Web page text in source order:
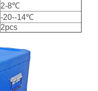
2-8℃
-20--14℃
2pcs